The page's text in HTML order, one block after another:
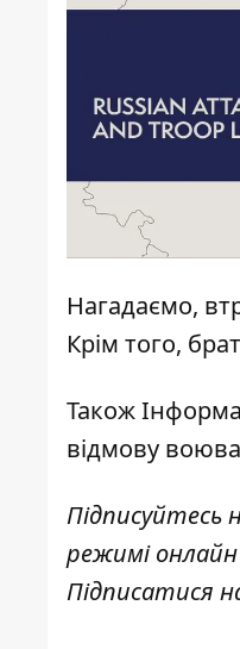
Нагадаємо,
Крім того,
Також
відмову
Підписуйтесь
режимі
Підписатися